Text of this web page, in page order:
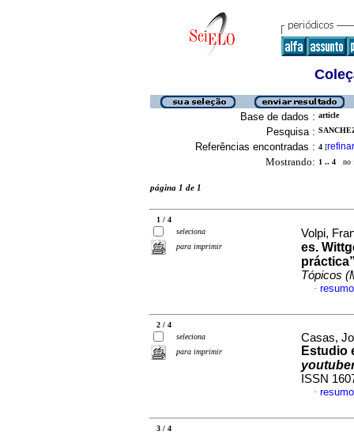
Base de dados : article
Pesquisa :
Referências encontradas : 4 [refinar
Mostrando: 1 .. 4 no
página 1 de 1
1 / 4
seleciona
para imprimir
Volpi,
es.
Tópicos
·
2 / 4
seleciona
para imprimir
Casas,
Estudio
ISSN
·
3 / 4